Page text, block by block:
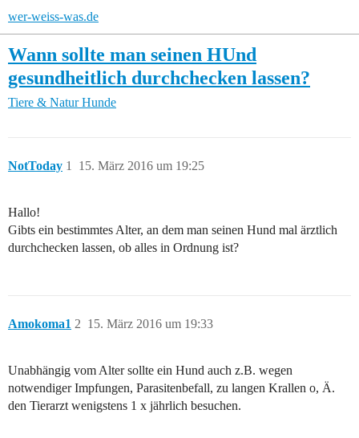
wer-weiss-was.de
Wann sollte man seinen HUnd
gesundheitlich durchchecken lassen?
Tiere & Natur Hunde
NotToday 15. März 2016 um 19:25
1
Hallo!
Gibts ein bestimmtes Alter, an dem man seinen Hund mal ärztlich
durchchecken lassen, ob alles in Ordnung ist?
Amokoma1 15. März 2016 um 19:33
2
Unabhängig vom Alter sollte ein Hund auch z.B. wegen
notwendiger Impfungen, Parasitenbefall, zu langen Krallen o, Ä.
den Tierarzt wenigstens 1 x jährlich besuchen.